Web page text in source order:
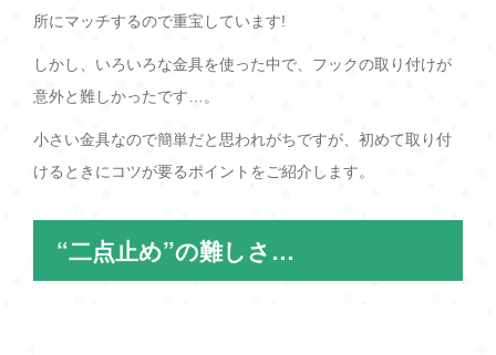
所にマッチするので重宝しています!
しかし、いろいろな金具を使った中で、フックの取り付けが
意外と難しかったです…。
小さい金具なので簡単だと思われがちですが、初めて取り付
けるときにコツが要るポイントをご紹介します。
“二点止め”の難しさ…